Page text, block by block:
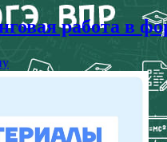
работа в